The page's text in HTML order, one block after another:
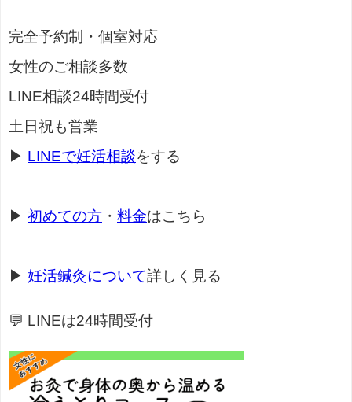
完全予約制・個室対応
女性のご相談多数
LINE相談24時間受付
土日祝も営業
▶ LINEで妊活相談をする
▶ 初めての方 ・ 料金はこちら
▶ 妊活鍼灸について詳しく見る
💬 LINEは24時間受付